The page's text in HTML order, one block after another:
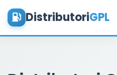
DistributoriGPL